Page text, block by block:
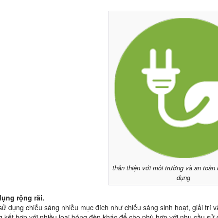
thân thiện với môi trường và an
dụng
rộng rãi.
dụng chiếu sáng nhiều mục đích như chiếu sáng sinh hoạt, giải trí